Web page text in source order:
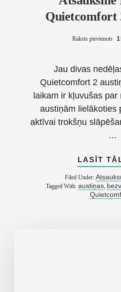
Quietcomfort
Raksts pievienots
Jau divas
Quietcomfort 2
laikam ir kļuvušas
austiņām lielākoties
aktīvai trokšņu
…
LASĪT
Filed Under:
Tagged With: austiņas,